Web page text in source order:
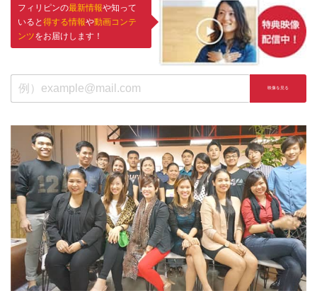
フィリピンの最新情報や知って
いると 得する情報や動画コンテ
ンツをお届けします！